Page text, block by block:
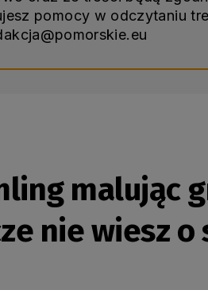
pomocy w odczytaniu
malując
nie wiesz o